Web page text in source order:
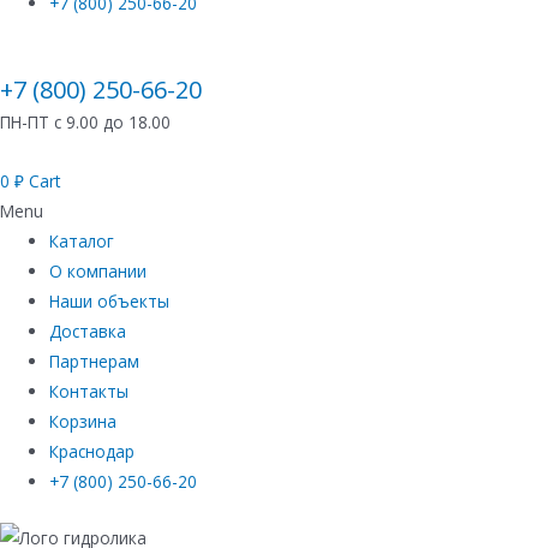
+7 (800) 250-66-20
ПН-ПТ с 9.00 до 18.00
0 ₽ Cart
Menu
Каталог
О компании
Наши объекты
Доставка
Партнерам
Контакты
Корзина
Краснодар
+7 (800) 250-66-20